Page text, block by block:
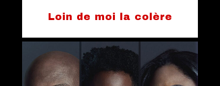
Loin de moi la colère